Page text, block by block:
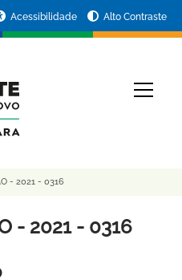
Acessibilidade Alto Contraste
- 2021 - 0316
- 2021 - 0316